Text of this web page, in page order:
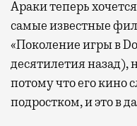
Араки теперь
самые известные
«Поколение игры в
десятилетия назад),
потому что его кино
подростком, и это в